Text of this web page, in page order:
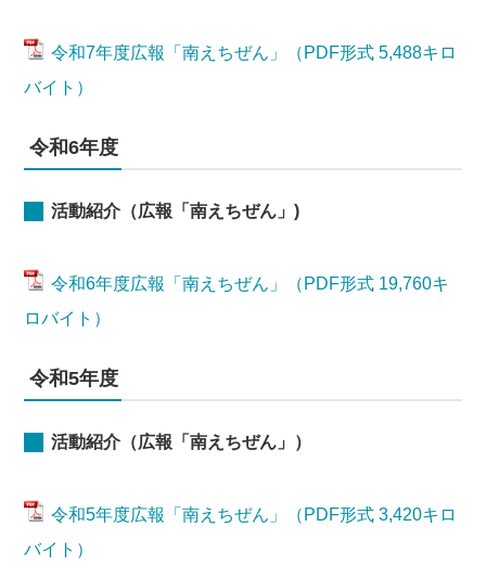
令和7年度広報「南えちぜん」（PDF形式 5,488キロ
バイト）
令和6年度
活動紹介（広報「南えちぜん」)
令和6年度広報「南えちぜん」（PDF形式 19,760キ
ロバイト）
令和5年度
活動紹介（広報「南えちぜん」）
令和5年度広報「南えちぜん」（PDF形式 3,420キロ
バイト）